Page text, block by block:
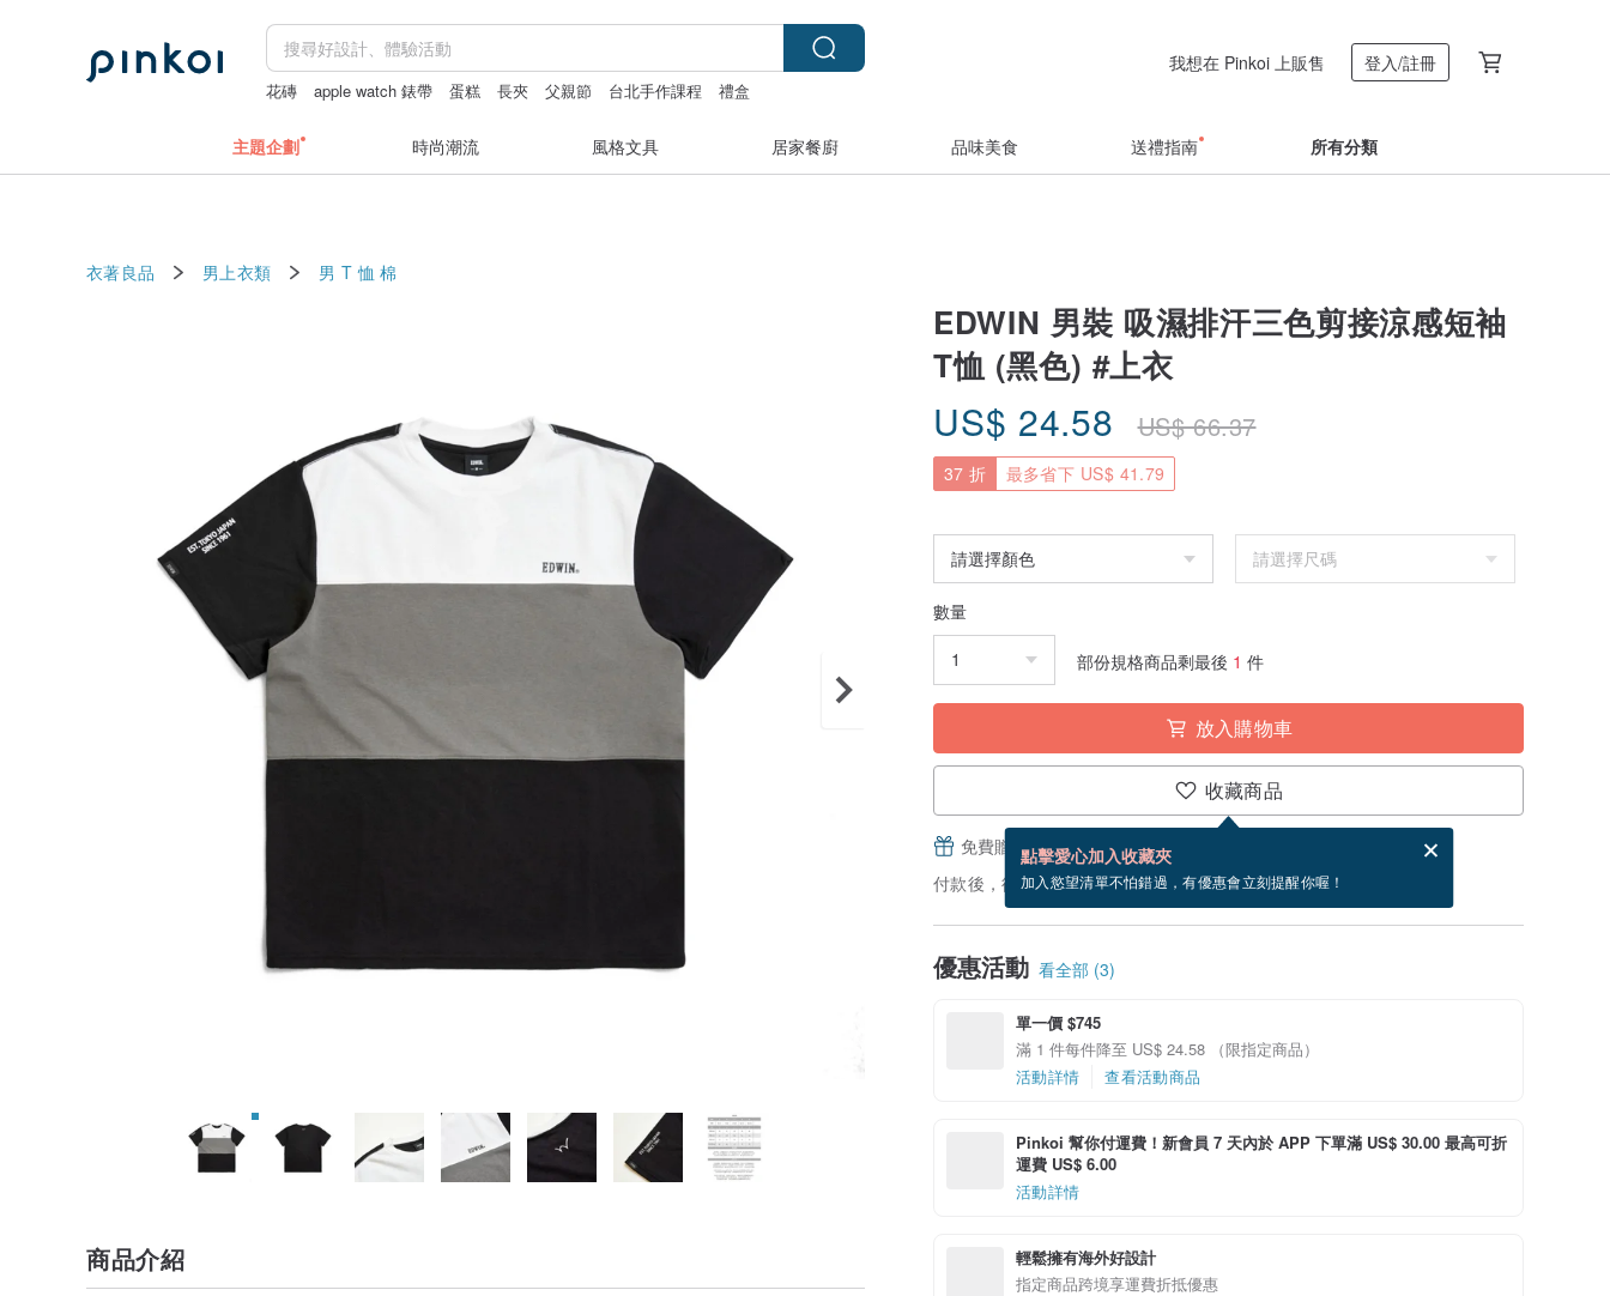
花磚 apple watch 錶帶 蛋糕 長夾 父親節 台北手作課程
禮盒
我想在 Pinkoi 上販售 登入/註冊
主題企劃 時尚潮流 風格文具 居家餐廚 品味美食 送禮指南 所有分類
衣著良品 男上衣類 男 T 恤 棉
EDWIN 男裝 吸濕排汗三色剪接涼感短袖
T恤 (黑色) #上衣
US$ 24.58 US$66.37
37 折 最多省下 US$ 41.79
數量
部份規格商品剩最後 1 件
放入購物車
收藏商品
點擊愛心加入收藏夾
加入慾望清單不怕錯過，有優惠會立刻提醒你喔！
免費贈送電子賀卡，結帳完成後填寫
付款後，從備貨到寄出商品為 3 個工作天。（不包含假日）
優惠活動 看全部 (3)
單一價 $745
滿 1 件每件降至 US$ 24.58 （限指定商品）
活動詳情
查看活動商品
Pinkoi 幫你付運費！新會員 7 天內於 APP 下單滿 US$ 30.00 最高可折
運費 US$ 6.00
活動詳情
輕鬆擁有海外好設計
指定商品跨境享運費折抵優惠
商品介紹